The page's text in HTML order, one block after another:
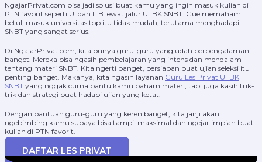
NgajarPrivat.com bisa jadi solusi buat kamu yang ingin masuk kuliah di
PTN favorit seperti UI dan ITB lewat jalur UTBK SNBT. Gue memahami
betul, masuk universitas top itu tidak mudah, terutama menghadapi
SNBT yang sangat serius.
Di NgajarPrivat.com, kita punya guru-guru yang udah berpengalaman
banget. Mereka bisa ngasih pembelajaran yang intens dan mendalam
tentang materi SNBT. Kita ngerti banget, persiapan buat ujian seleksi itu
penting banget. Makanya, kita ngasih layanan Guru Les Privat UTBK
SNBT yang nggak cuma bantu kamu paham materi, tapi juga kasih trik-
trik dan strategi buat hadapi ujian yang ketat.
Dengan bantuan guru-guru yang keren banget, kita janji akan
ngebimbing kamu supaya bisa tampil maksimal dan ngejar impian buat
kuliah di PTN favorit.
DAFTAR LES PRIVAT